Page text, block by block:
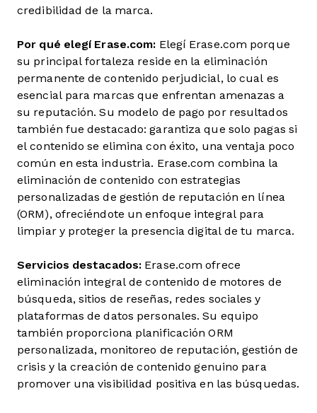
credibilidad de la marca.
Por qué elegí Erase.com: Elegí Erase.com porque
su principal fortaleza reside en la eliminación
permanente de contenido perjudicial, lo cual es
esencial para marcas que enfrentan amenazas a
su reputación. Su modelo de pago por resultados
también fue destacado: garantiza que solo pagas si
el contenido se elimina con éxito, una ventaja poco
común en esta industria. Erase.com combina la
eliminación de contenido con estrategias
personalizadas de gestión de reputación en línea
(ORM), ofreciéndote un enfoque integral para
limpiar y proteger la presencia digital de tu marca.
Servicios destacados: Erase.com ofrece
eliminación integral de contenido de motores de
búsqueda, sitios de reseñas, redes sociales y
plataformas de datos personales. Su equipo
también proporciona planificación ORM
personalizada, monitoreo de reputación, gestión de
crisis y la creación de contenido genuino para
promover una visibilidad positiva en las búsquedas.